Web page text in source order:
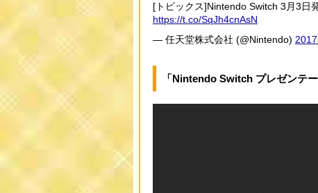
[トピックス]Nintendo Switch 3月3日
https://t.co/SqJh4cnAsN
— 任天堂株式会社 (@Nintendo)
「Nintendo Switch プレゼンテ